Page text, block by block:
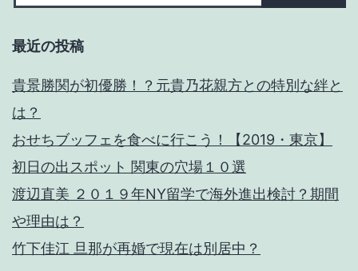
討？
間
や
理
は？
最近の投稿
貴景勝関が初優勝！？元貴乃花親方との特別な絆と
は？
おせちブッフェを食べに行こう！【2019・東京】
初日の出スポット 関東の穴場１０選
渡辺直美 ２０１９年NY留学で海外進出検討？期間
や理由は？
竹下佳江 旦那が再婚で現在は別居中？